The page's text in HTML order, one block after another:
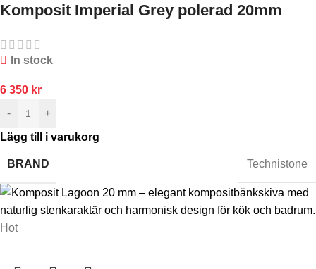
Komposit Imperial Grey polerad 20mm
In stock
6 350 kr
-
+
Lägg till i varukorg
BRAND Technistone
Hot